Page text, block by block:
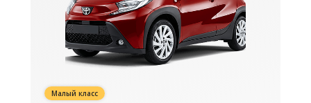
Малый класс